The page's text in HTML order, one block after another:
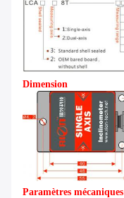
Dimension
Paramètres mécaniques